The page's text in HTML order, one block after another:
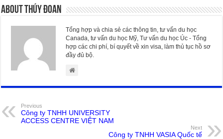
About Thúy Đoan
Tổng hợp và chia sẻ các thông tin, tư vấn du học
Canada, tư vấn du học Mỹ, Tư vấn du học Úc - Tổng
hợp các chi phí, bí quyết về xin visa, làm thủ tục hồ sơ
đầy đủ bộ.
Previous
Công ty TNHH UNIVERSITY
ACCESS CENTRE VIỆT NAM
Next
Công ty TNHH VASIA Quốc tế